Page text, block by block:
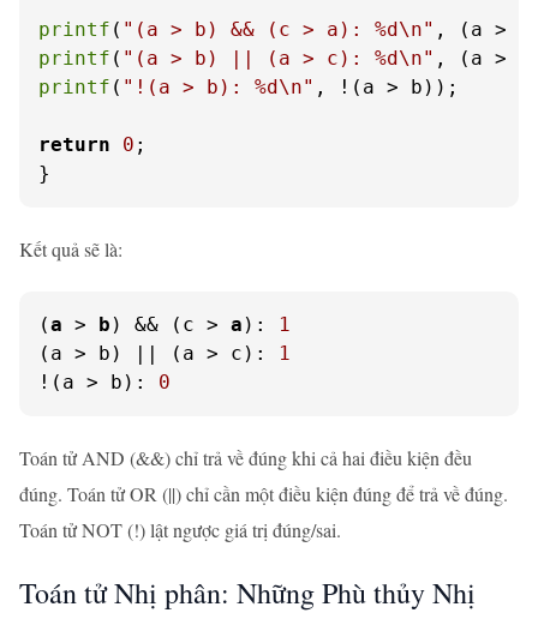
printf ( "(a > b) && (c > a): %d\n"
printf ( "(a > b) || (a > c): %d\n"
printf ( "!(a > b): %d\n" , !(a > b));
return 0 ;
}
Kết quả sẽ là:
(a > b ) && (c > a ):
1
(a > b) || (a > c):
1
!(a > b): 0
Toán tử AND (&&) chỉ trả về đúng khi cả hai điều kiện đều
đúng. Toán tử OR (||) chỉ cần một điều kiện đúng để trả về đúng.
Toán tử NOT (!) lật ngược giá trị đúng/sai.
Toán tử Nhị phân: Những Phù thủy Nhị